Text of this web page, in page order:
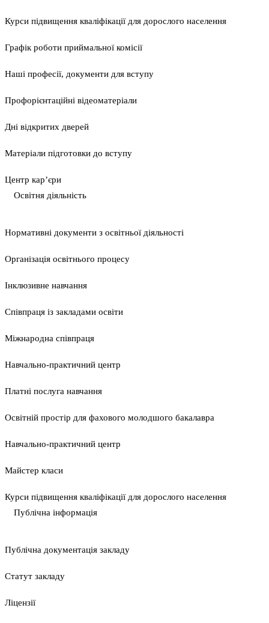
Курси підвищення кваліфікації для дорослого населення
Графік роботи приймальної комісії
Наші професії, документи для вступу
Профорієнтаційні відеоматеріали
Дні відкритих дверей
Матеріали підготовки до вступу
Центр кар’єри
Освітня діяльність
Нормативні документи з освітньої діяльності
Організація освітнього процесу
Інклюзивне навчання
Співпраця із закладами освіти
Міжнародна співпраця
Навчально-практичний центр
Платні послуга навчання
Освітній простір для фахового молодшого бакалавра
Навчально-практичний центр
Майстер класи
Курси підвищення кваліфікації для дорослого населення
Публічна інформація
Публічна документація закладу
Статут закладу
Ліцензії